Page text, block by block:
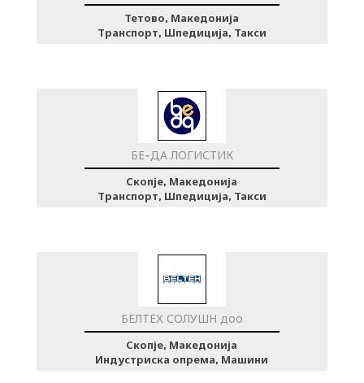
Тетово, Македонија
Транспорт, Шпедиција, Такси
БЕ-ДА ЛОГИСТИК
Скопје, Македонија
Транспорт, Шпедиција, Такси
БЕЛТЕХ СОЛУШН доо
Скопје, Македонија
Индустриска опрема, Машини